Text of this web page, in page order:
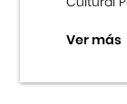
Ver más